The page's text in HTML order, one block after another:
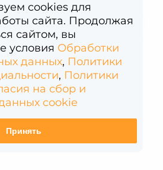
Error: (intermediate value)(intermediate value)(intermediate value).replaceAll is not a function
cookies для
сайта. Продолжая
сайтом, вы
условия Обработки
данных, Политики
, Политики
на сбор и
cookie
Принять